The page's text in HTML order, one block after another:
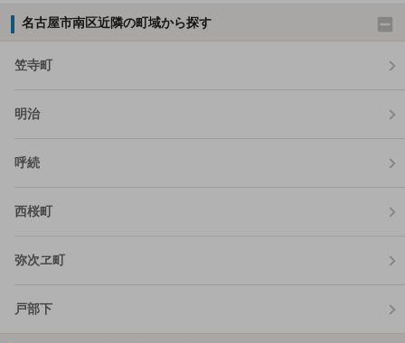
名古屋市南区近隣の町域から探す
笠寺町
明治
呼続
西桜町
弥次ヱ町
戸部下